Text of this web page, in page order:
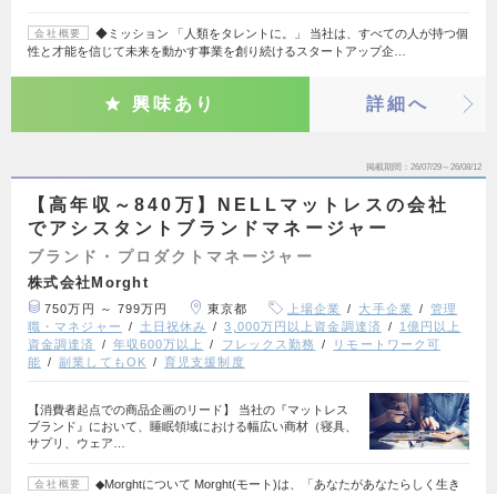
会社概要
◆ミッション 「人類をタレントに。」 当社は、すべての人が持つ個
性と才能を信じて未来を動かす事業を創り続けるスタートアップ企…
興味あり 詳細へ
掲載期間 26/07/29～26/08/12
【高年収～840万】NELLマットレスの会社
でアシスタントブランドマネージャー
ブランド・プロダクトマネージャー
株式会社Morght
750万円 ～ 799万円 東京都 上場企業 大手企業
管理
職・マネジャー
土日祝休み 3,000万円以上資金調達済
1億円以上
資金調達済
年収600万以上 フレックス勤務
リモートワーク可
能
副業してもOK 育児支援制度
【消費者起点での商品企画のリード】 当社の『マットレス
ブランド』において、睡眠領域における幅広い商材（寝具、
サプリ、ウェア…
会社概要
◆Morghtについて Morght(モート)は、「あなたがあなたらしく生き